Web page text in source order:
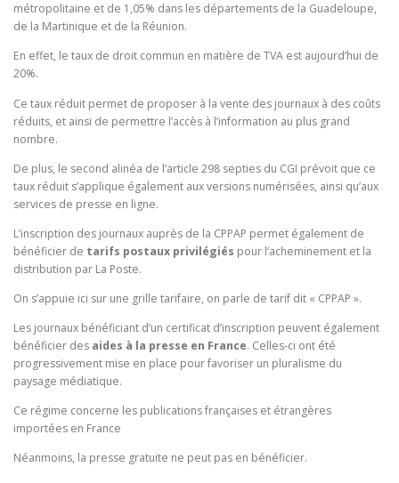
métropolitaine et de 1,05% dans les départements de la Guadeloupe,
de la Martinique et de la Réunion.
En effet, le taux de droit commun en matière de TVA est aujourd’hui de
20%.
Ce taux réduit permet de proposer à la vente des journaux à des coûts
réduits, et ainsi de permettre l’accès à l’information au plus grand
nombre.
De plus, le second alinéa de l’article 298 septies du CGI prévoit que ce
taux réduit s’applique également aux versions numérisées, ainsi qu’aux
services de presse en ligne.
L’inscription des journaux auprès de la CPPAP permet également de
bénéficier de tarifs postaux privilégiés pour l’acheminement et la
distribution par La Poste.
On s’appuie ici sur une grille tarifaire, on parle de tarif dit « CPPAP ».
Les journaux bénéficiant d’un certificat d’inscription peuvent également
bénéficier des aides à la presse en France. Celles-ci ont été
progressivement mise en place pour favoriser un pluralisme du
paysage médiatique.
Ce régime concerne les publications françaises et étrangères
importées en France
Néanmoins, la presse gratuite ne peut pas en bénéficier.